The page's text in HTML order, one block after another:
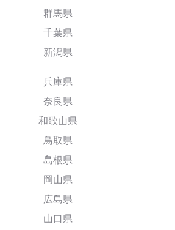
群馬県
千葉県
新潟県
兵庫県
奈良県
和歌山県
鳥取県
島根県
岡山県
広島県
山口県